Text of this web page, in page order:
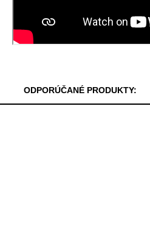
ODPORÚČANÉ PRODUKTY: